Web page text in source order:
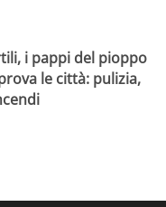
i pappi del pioppo
le città: pulizia,